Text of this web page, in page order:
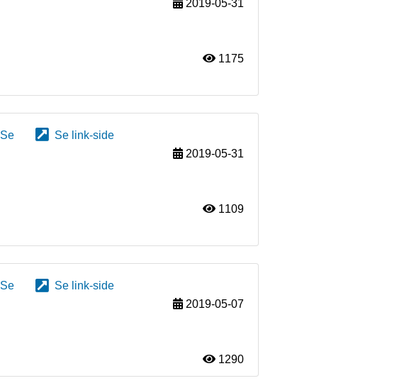
2019-05-31
1175
Se
Se link-side
2019-05-31
1109
Se
Se link-side
2019-05-07
1290